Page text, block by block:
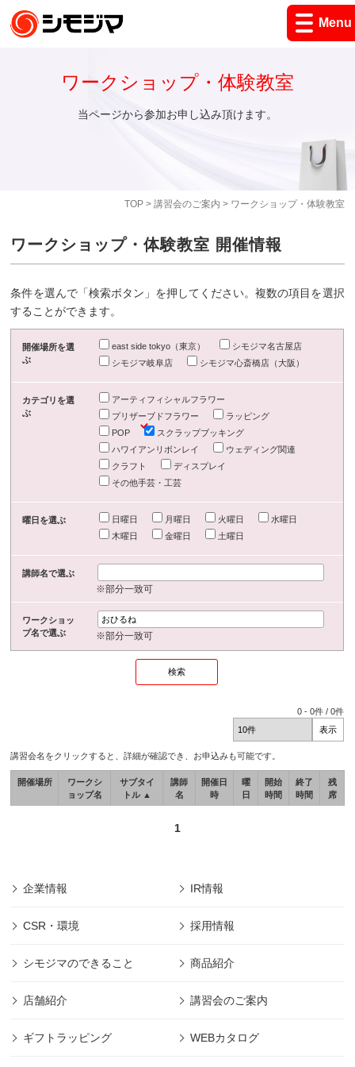
Menu
TOP> 講習会のご案内 > ワークショップ・体験教室
ワークショップ・体験教室
当ページから参加お申し込み頂けます。
ワークショップ・体験教室 開催情報
条件を選んで「検索ボタン」を押してください。複数の項目を選択
することができます。
開催場所を選
ぶ
east side tokyo（東京）
シモジマ名古屋店
シモジマ岐阜店
シモジマ心斎橋店（大阪）
カテゴリを選
ぶ
アーティフィシャルフラワー
プリザーブドフラワー
ラッピング
POP
スクラップブッキング
ハワイアンリボンレイ
ウェディング関連
クラフト
ディスプレイ
その他手芸・工芸
曜日を選ぶ 日曜日 月曜日 火曜日
水曜日
木曜日
金曜日 土曜日
講師名で選ぶ
※部分一致可
ワークショッ
プ名で選ぶ
※部分一致可
0 -0件 /0件
講習会名をクリックすると、詳細が確認でき、お申込みも可能です。
開催場所
ワークシ
ョップ名
サブタイ
トル ▲
講師
名
開催日
時
曜
日
開始
時間
終了
時間
残
席
1
企業情報 IR情報
CSR・環境 採用情報
シモジマのできること 商品紹介
店舗紹介 講習会のご案内
ギフトラッピング WEBカタログ